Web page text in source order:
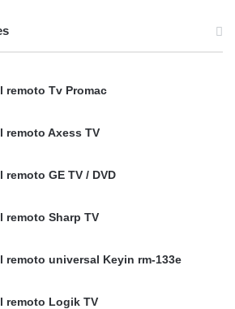
Tv Promac
Axess TV
GE TV / DVD
Sharp TV
universal Keyin rm-133e
remoto Logik TV